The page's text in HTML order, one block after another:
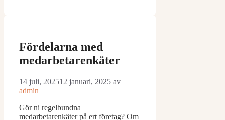
Fördelarna med
medarbetarenkäter
14 juli, 202512 januari, 2025 av
admin
Gör ni regelbundna
medarbetarenkäter på ert företag? Om